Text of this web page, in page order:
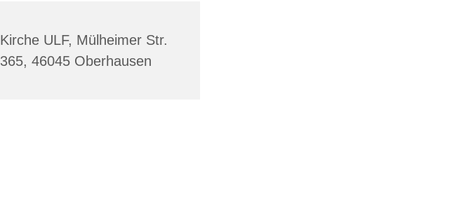
Kirche ULF, Mülheimer Str.
365, 46045 Oberhausen